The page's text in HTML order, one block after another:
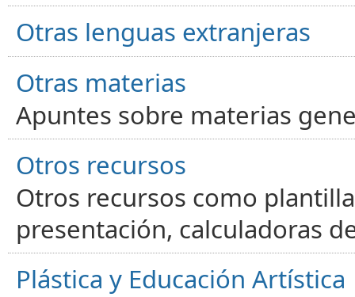
Otras lenguas extranjeras
Otras materias
Apuntes sobre materias
Otros recursos
Otros recursos como
presentación, calculadoras
Plástica y Educación Artística